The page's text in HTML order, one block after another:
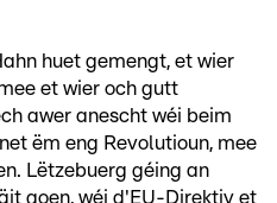
huet gemengt, et wier
et wier och gutt
awer anescht wéi beim
ëm eng Revolutioun, mee
Lëtzebuerg géing an
goen, wéi d'EU-Direktiv et